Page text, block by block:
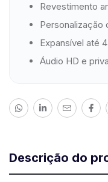
Revestimento
Personalização
Expansível até
Áudio HD e
Descrição do